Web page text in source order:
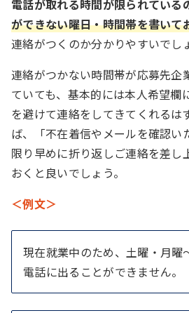
電話が取れる時間が限られている
ができない曜日・時間帯を書いて
連絡がつくのか分かりやすいでし
連絡がつかない時間帯が応募先企
ていても、基本的には本人希望欄
を避けて連絡をしてきてくれるは
ば、「不在着信やメールを確認い
限り早めに折り返しご連絡を差し
おくと良いでしょう。
＜例文＞
現在就業中のため、土曜・月曜
電話に出ることができません。